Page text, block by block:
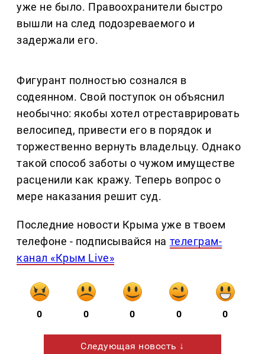
уже не было. Правоохранители быстро
вышли на след подозреваемого и
задержали его.
Фигурант полностью сознался в
содеянном. Свой поступок он объяснил
необычно: якобы хотел отреставрировать
велосипед, привести его в порядок и
торжественно вернуть владельцу. Однако
такой способ заботы о чужом имуществе
расценили как кражу. Теперь вопрос о
мере наказания решит суд.
Последние новости Крыма уже в твоем
телефоне - подписывайся на телеграм-
канал «Крым Live»
0 0 0 0 0
Следующая новость ↓